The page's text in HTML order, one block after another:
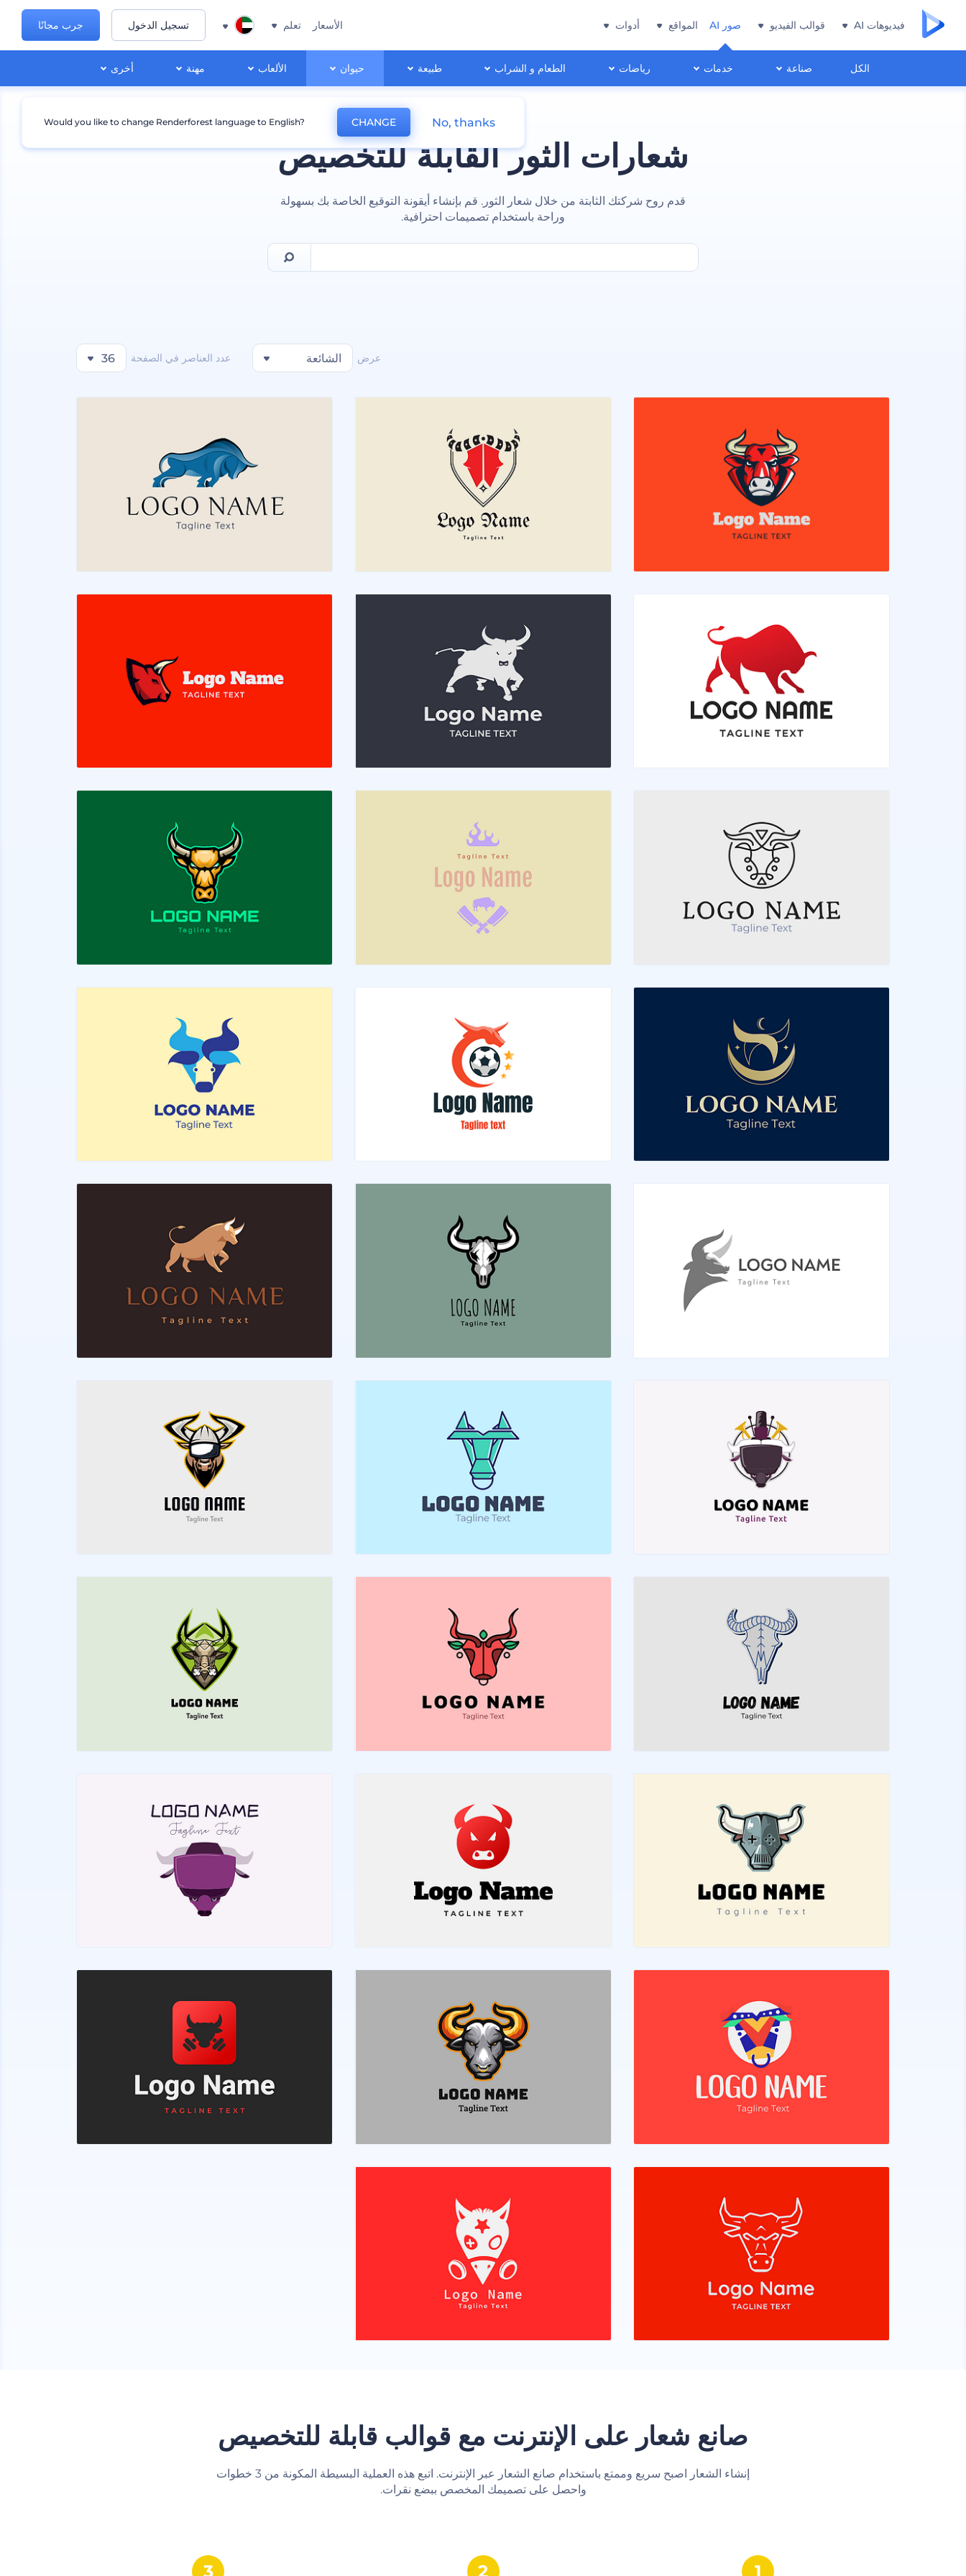
فيديوهات AI قوالب الفيديو صور AI
الكل صناعة خدمات رياضات الطعام و الشراب طبيعة حيوان الألعاب مهنة أخرى
المواقع أدوات الأسعار تعلم تسجيل الدخول جرب مجانًا
شعارات الثور القابلة للتخصيص
قدم روح شركتك الثابتة من خلال شعار الثور. قم بإنشاء أيقونة التوقيع الخاصة بك بسهولة
وراحة باستخدام تصميمات احترافية.
عرض الشائعة عدد العناصر في الصفحة 36
صانع شعار على الإنترنت مع قوالب قابلة للتخصيص
‫إنشاء الشعار اصبح سريع وممتع باستخدام صانع الشعار عبر الإنترنت. اتبع هذه العملية البسيطة المكونة من 3 خطوات
واحصل على تصميمك المخصص ببضع نقرات.‬
Would you like to change Renderforest language to English? CHANGE No, thanks